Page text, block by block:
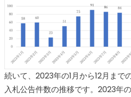
続いて、2023年の1月から12月まで
入札公告件数の推移です。2023年